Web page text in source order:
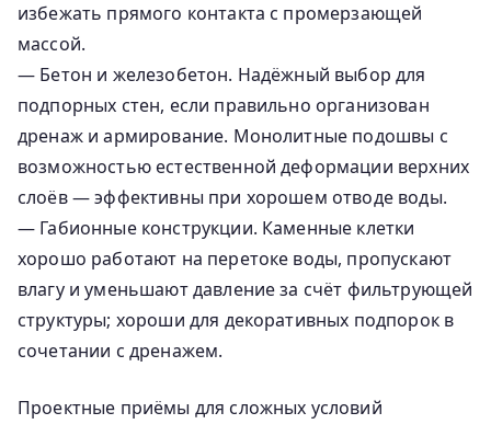
избежать прямого контакта с промерзающей
массой.
— Бетон и железобетон. Надёжный выбор для
подпорных стен, если правильно организован
дренаж и армирование. Монолитные подошвы с
возможностью естественной деформации верхних
слоёв — эффективны при хорошем отводе воды.
— Габионные конструкции. Каменные клетки
хорошо работают на перетоке воды, пропускают
влагу и уменьшают давление за счёт фильтрующей
структуры; хороши для декоративных подпорок в
сочетании с дренажем.
Проектные приёмы для сложных условий